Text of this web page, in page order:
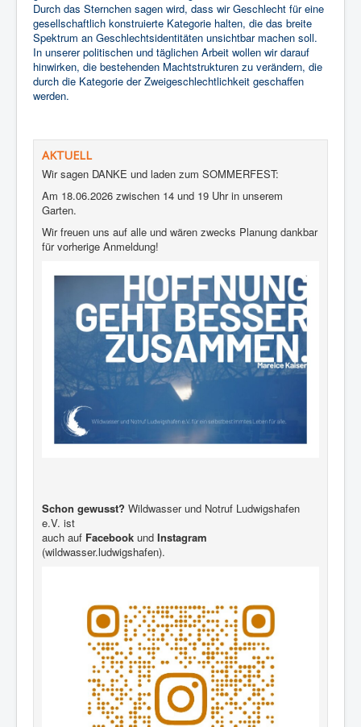
Durch das Sternchen sagen wird, dass wir Geschlecht für eine
gesellschaftlich konstruierte Kategorie halten, die das breite
Spektrum an Geschlechtsidentitäten unsichtbar machen soll.
In unserer politischen und täglichen Arbeit wollen wir darauf
hinwirken, die bestehenden Machtstrukturen zu verändern, die
durch die Kategorie der Zweigeschlechtlichkeit geschaffen
werden.
AKTUELL
Wir sagen DANKE und laden zum SOMMERFEST:
Am 18.06.2026 zwischen 14 und 19 Uhr in unserem
Garten.
Wir freuen uns auf alle und wären zwecks Planung dankbar
für vorherige Anmeldung!
Schon gewusst? Wildwasser und Notruf Ludwigshafen
e.V. ist
auch auf Facebook und Instagram
(wildwasser.ludwigshafen).